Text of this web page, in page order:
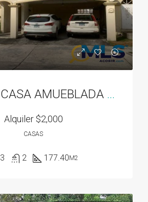
ALQUILO CASA AMUEBLADA EN DORADO SPRING
Alquiler$2,000
CASAS
3 2 177.40M2